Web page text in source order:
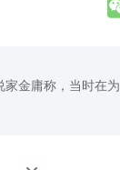
金庸称，当时在为